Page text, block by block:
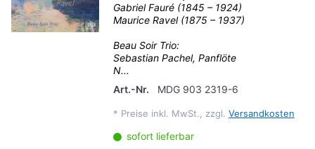
Gabriel Fauré (1845 – 1924)
Maurice Ravel (1875 – 1937)
Beau Soir Trio:
Sebastian Pachel, Panflöte
N...
Art.-Nr.
MDG 903 2319-6
* Preise inkl. MwSt., zzgl. Versandkosten
sofort lieferbar